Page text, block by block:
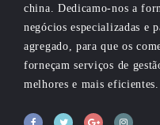
china. Dedicamo-nos a
negócios especializadas e
agregado, para que os
forneçam serviços de
melhores e mais eficientes.